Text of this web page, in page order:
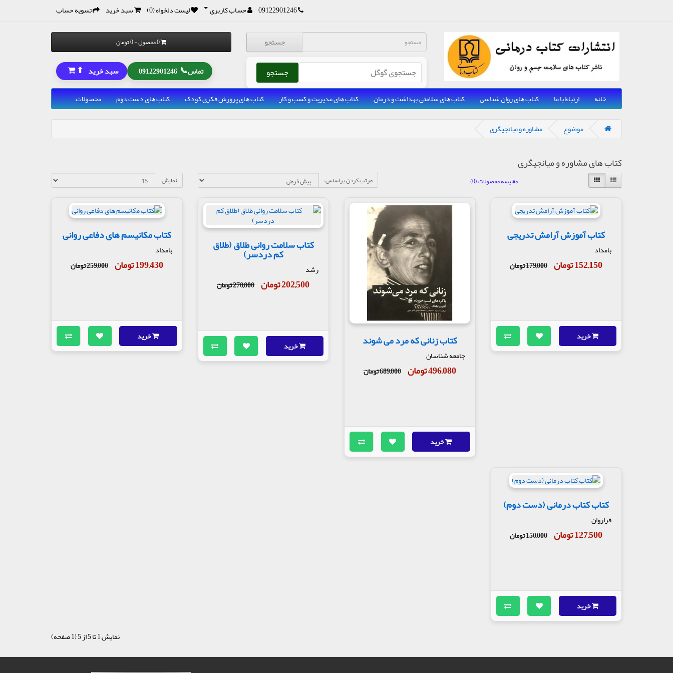
09122901246 حساب کاربری لیست دلخواه (0) سبد خرید تسویه حساب
جستجو
جستجو
0 محصول - 0 تومان
تماس📞
09122901246 سبد خرید ⬆
خانه ارتباط با ما کتاب های روان شناسی کتاب های سلامتی, بهداشت و درمان کتاب های مدیریت و کسب و کار کتاب های پرورش فکری کودک کتاب های دست دوم محصولات
موضوع مشاوره و میانجیگری
کتاب های مشاوره و میانجیگری
مقایسه محصولات (0) مرتب کردن براساس: نمایش:
کتاب آموزش آرامش تدریجی
بامداد
152,150 تومان 179,000 تومان
خرید کتاب زنانی که مرد می شوند
جامعه شناسان
496,080 تومان 689,000 تومان
خرید
کتاب سلامت روانی طلاق (طلاق
کم دردسر)
رشد
202,500 تومان 270,000 تومان
خرید
کتاب مکانیسم های دفاعی روانی
بامداد
199,430 تومان 259,000 تومان
خرید
کتاب کتاب درمانی (دست دوم)
فراروان
127,500 تومان 150,000 تومان
خرید
نمایش 1 تا 5 از 5 (1 صفحه)